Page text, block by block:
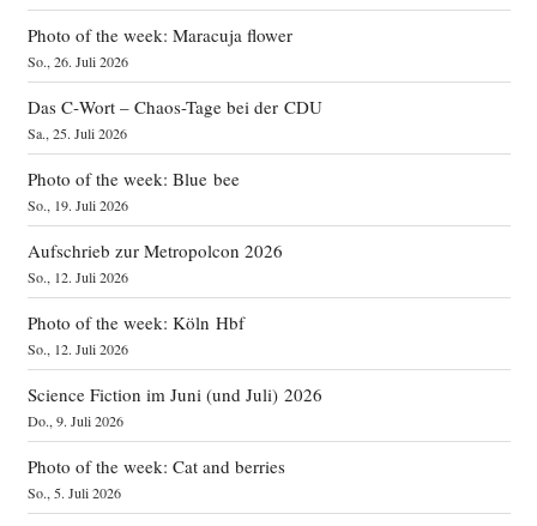
Photo of the week: Maracuja flower
So., 26. Juli 2026
Das C‑Wort – Chaos-Tage bei der CDU
Sa., 25. Juli 2026
Photo of the week: Blue bee
So., 19. Juli 2026
Aufschrieb zur Metropolcon 2026
So., 12. Juli 2026
Photo of the week: Köln Hbf
So., 12. Juli 2026
Science Fiction im Juni (und Juli) 2026
Do., 9. Juli 2026
Photo of the week: Cat and berries
So., 5. Juli 2026